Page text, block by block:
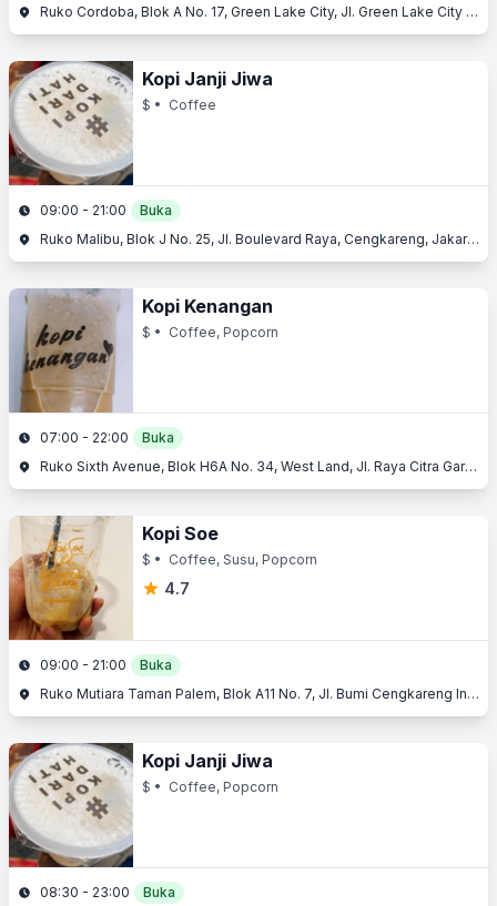
Ruko Cordoba, Blok A No. 17, Green Lake City, Jl. Green Lake City Boulevard, Cengkareng, Jakarta Barat, Jakarta
Kopi Janji Jiwa
$ • Coffee
09:00 - 21:00
Buka
Ruko Malibu, Blok J No. 25, Jl. Boulevard Raya, Cengkareng, Jakarta Barat, Jakarta
Kopi Kenangan
$ • Coffee, Popcorn
07:00 - 22:00
Buka
Ruko Sixth Avenue, Blok H6A No. 34, West Land, Jl. Raya Citra Garden 6, Cengkareng, Jakarta Barat, Jakarta
Kopi Soe
$ • Coffee, Susu, Popcorn
4.7
09:00 - 21:00
Buka
Ruko Mutiara Taman Palem, Blok A11 No. 7, Jl. Bumi Cengkareng Indah, Cengkareng, Jakarta Barat, Jakarta
Kopi Janji Jiwa
$ • Coffee, Popcorn
08:30 - 23:00 Buka